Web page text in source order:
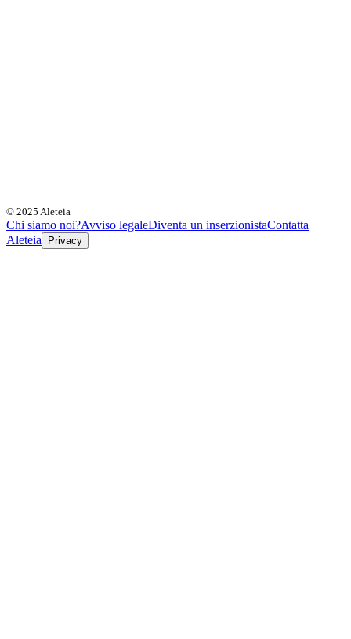
© 2025 Aleteia
Chi siamo noi?Avviso legaleDiventa un inserzionistaContatta
Aleteia
Privacy